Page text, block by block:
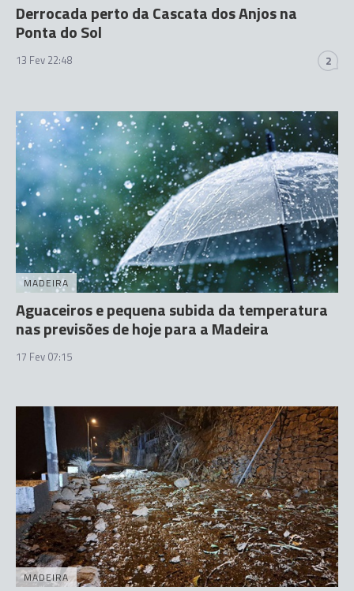
Derrocada perto da Cascata dos Anjos na
Ponta do Sol
13 Fev 22:48 2
MADEIRA
Aguaceiros e pequena subida da temperatura
nas previsões de hoje para a Madeira
17 Fev 07:15
MADEIRA